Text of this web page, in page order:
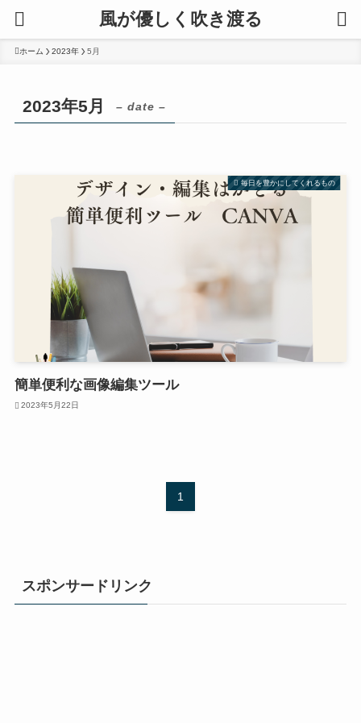
風が優しく吹き渡る
ホーム 2023年 5月
2023年5月 – date –
毎日を豊かにしてくれるもの
簡単便利な画像編集ツール
2023年5月22日
1
スポンサードリンク